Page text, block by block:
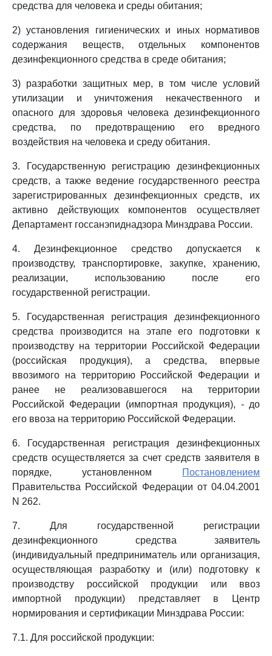
средства для человека и среды обитания;
2) установления гигиенических и иных нормативов
содержания веществ, отдельных компонентов
дезинфекционного средства в среде обитания;
3) разработки защитных мер, в том числе условий
утилизации и уничтожения некачественного и
опасного для здоровья человека дезинфекционного
средства, по предотвращению его вредного
воздействия на человека и среду обитания.
3. Государственную регистрацию дезинфекционных
средств, а также ведение государственного реестра
зарегистрированных дезинфекционных средств, их
активно действующих компонентов осуществляет
Департамент госсанэпиднадзора Минздрава России.
4. Дезинфекционное средство допускается к
производству, транспортировке, закупке, хранению,
реализации, использованию после его
государственной регистрации.
5. Государственная регистрация дезинфекционного
средства производится на этапе его подготовки к
производству на территории Российской Федерации
(российская продукция), а средства, впервые
ввозимого на территорию Российской Федерации и
ранее не реализовавшегося на территории
Российской Федерации (импортная продукция), - до
его ввоза на территорию Российской Федерации.
6. Государственная регистрация дезинфекционных
средств осуществляется за счет средств заявителя в
порядке, установленном
Постановлением
Правительства Российской Федерации от 04.04.2001
N 262.
7. Для государственной регистрации
дезинфекционного средства заявитель
(индивидуальный предприниматель или организация,
осуществляющая разработку и (или) подготовку к
производству российской продукции или ввоз
импортной продукции) представляет в Центр
нормирования и сертификации Минздрава России:
7.1. Для российской продукции: